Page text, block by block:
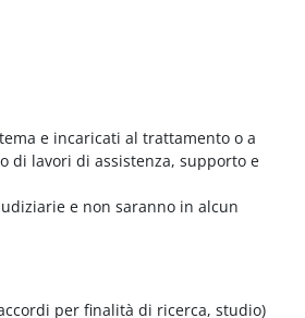
e incaricati al trattamento o a
di lavori di assistenza, supporto e
e non saranno in alcun
per finalità di ricerca, studio)